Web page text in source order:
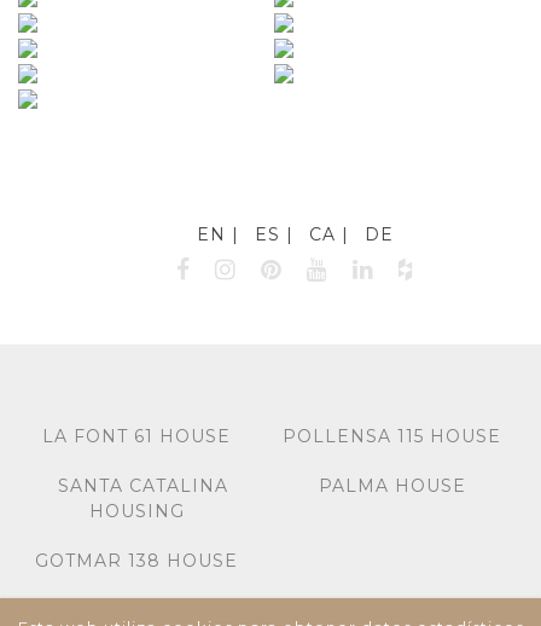
EN ES CA DE
LA FONT 61 HOUSE POLLENSA 115 HOUSE
SANTA CATALINA
HOUSING
PALMA HOUSE
GOTMAR 138 HOUSE